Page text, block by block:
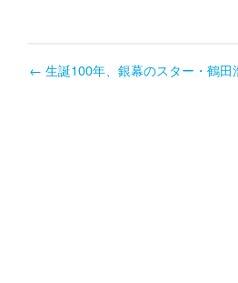
← 生誕100年、銀幕のスター・鶴田